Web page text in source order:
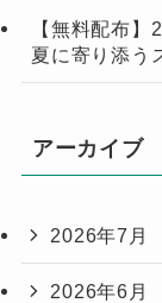
【無料配布
夏に寄り添う
アーカイブ
2026年7月
2026年6月